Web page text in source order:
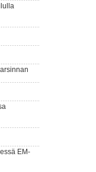
EM-